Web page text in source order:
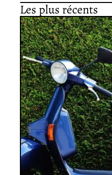
Les plus récents